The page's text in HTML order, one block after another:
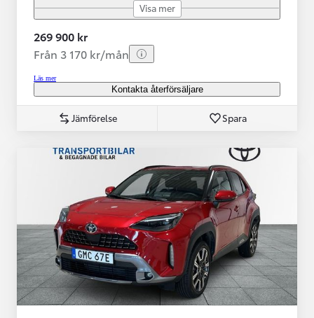
Visa mer
269 900 kr
Från 3 170 kr/mån
Läs mer
Kontakta återförsäljare
Jämförelse Spara